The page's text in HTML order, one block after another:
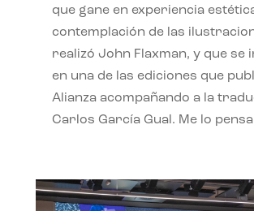
que gane en experiencia
contemplación de las
realizó John Flaxman, y que se
en una de las ediciones que
Alianza acompañando a la
Carlos García Gual. Me lo